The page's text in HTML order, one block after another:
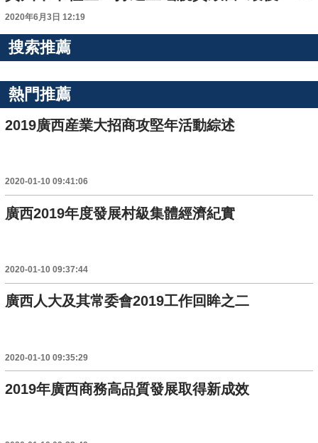
2020年6月3日 12:19
搜索推薦
熱門推薦
2019廣西産業大招商攻堅年活動綜述
2020-01-10 09:41:06
廣西2019年度發展村級集體經濟紀實
2020-01-10 09:37:44
廣西人大及其常委會2019工作回眸之二
2020-01-10 09:35:29
2019年廣西商務高品質發展取得新成效